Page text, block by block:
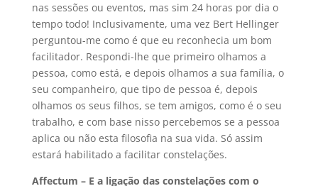
nas sessões ou eventos, mas sim 24 horas por dia o
tempo todo! Inclusivamente, uma vez Bert Hellinger
perguntou-me como é que eu reconhecia um bom
facilitador. Respondi-lhe que primeiro olhamos a
pessoa, como está, e depois olhamos a sua família, o
seu companheiro, que tipo de pessoa é, depois
olhamos os seus filhos, se tem amigos, como é o seu
trabalho, e com base nisso percebemos se a pessoa
aplica ou não esta filosofia na sua vida. Só assim
estará habilitado a facilitar constelações.
Affectum – E a ligação das constelações com o